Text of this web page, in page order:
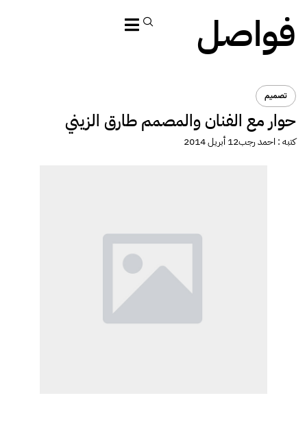
فواصل
تصميم
حوار مع الفنان والمصمم طارق الزيني
كتبه :احمد رجب12 أبريل 2014